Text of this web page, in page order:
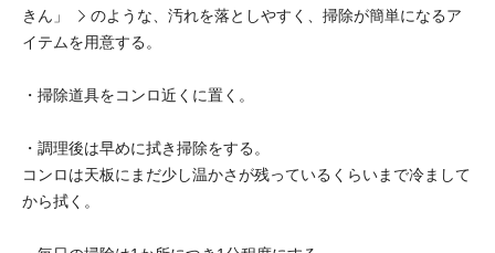
きん」
のような、汚れを落としやすく、掃除が簡単になるア
イテムを用意する。
・掃除道具をコンロ近くに置く。
・調理後は早めに拭き掃除をする。
コンロは天板にまだ少し温かさが残っているくらいまで冷まして
から拭く。